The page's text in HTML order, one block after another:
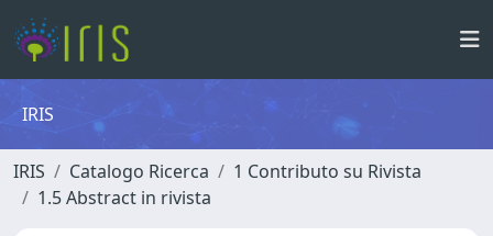
IRIS
IRIS Catalogo Ricerca
1 Contributo su Rivista
1.5 Abstract in rivista